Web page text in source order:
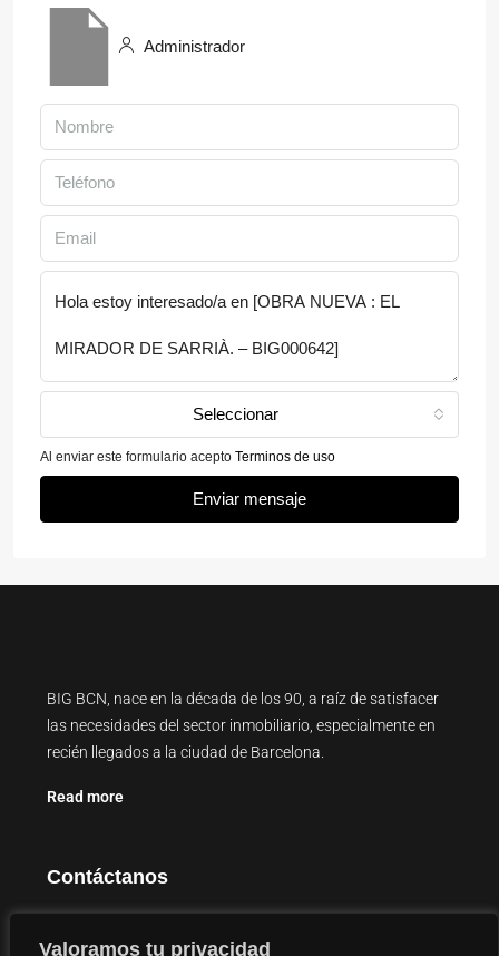
Valoramos tu privacidad
Administrador
Seleccionar
Al enviar este formulario acepto Terminos de uso
Enviar mensaje
BIG BCN, nace en la década de los 90, a raíz de satisfacer
las necesidades del sector inmobiliario, especialmente en
recién llegados a la ciudad de Barcelona.
Read more
Contáctanos